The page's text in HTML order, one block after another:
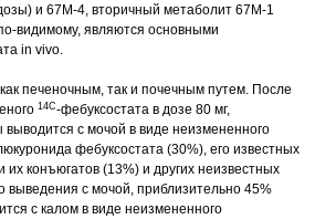
и 67M-4, вторичный метаболит 67M-1
видимому, являются основными
in vivo.
печеночным, так и почечным путем. После
14C-фебуксостата в дозе 80 мг,
с мочой в виде неизмененного
фебуксостата (30%), его известных
конъюгатов (13%) и других неизвестных
с мочой, приблизительно 45%
с калом в виде неизмененного